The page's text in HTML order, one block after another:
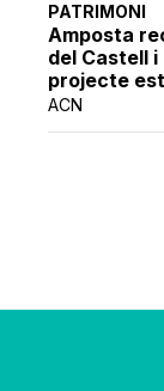
PATRIMONI
Amposta
del Castell i
projecte
ACN